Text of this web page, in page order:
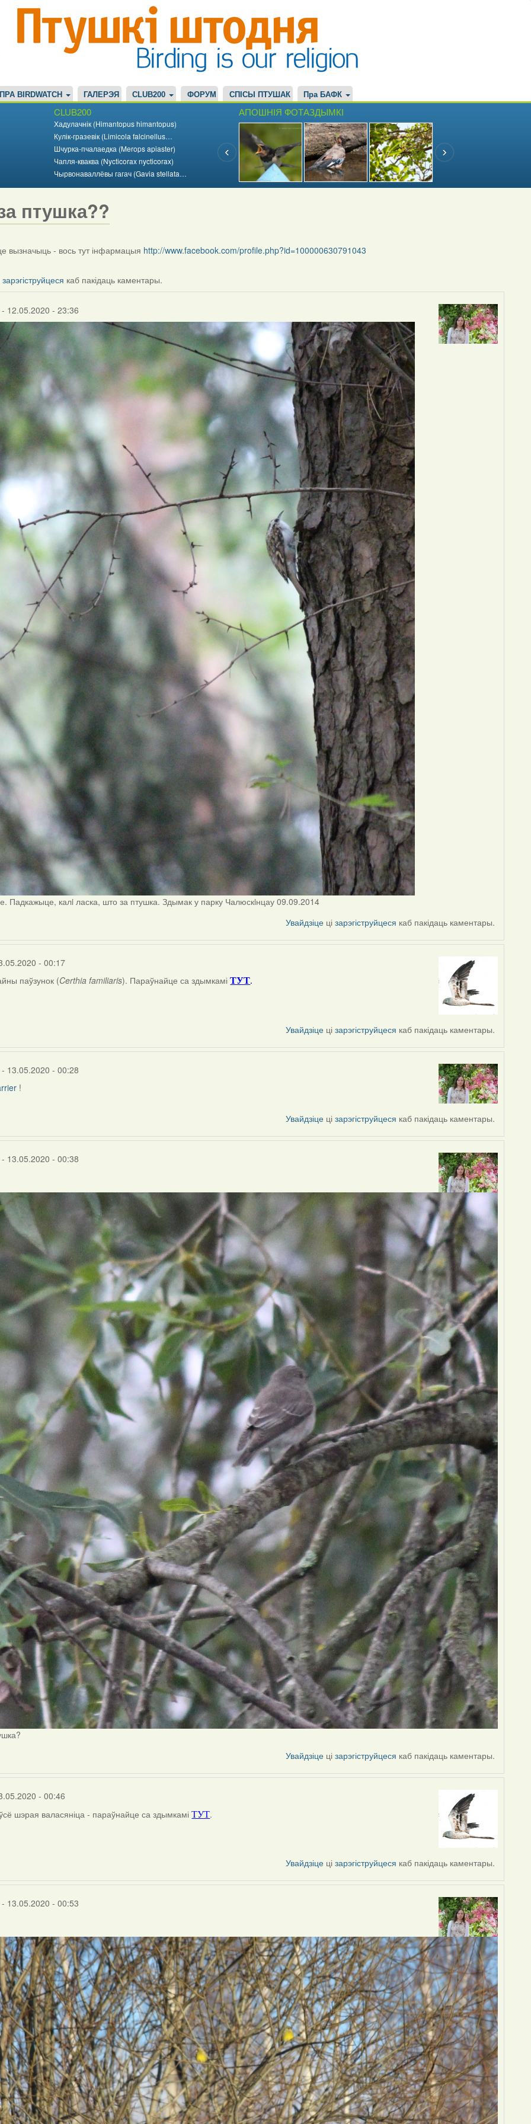
ПРА BIRDWATCH ГАЛЕРЭЯ CLUB200 ФОРУМ СПІСЫ ПТУШАК Пра БАФК
CLUB200
Хадулачнік (Himantopus himantopus)
Кулік-гразевік (Limicola falcinellus…
Шчурка-пчалаедка (Merops apiaster)
Чапля-кваква (Nycticorax nycticorax)
Чырвонаваллёвы гагач (Gavia stellata…
АПОШНІЯ ФОТАЗДЫМКІ
птушка??
вызначыць - вось тут інфармацыя http://www.facebook.com/profile.php?id=100000630791043
зарэгіструйцеся каб пакідаць каментары.
- 12.05.2020 - 23:36
Падкажыце, калi ласка, што за птушка. Здымак у парку Чалюскiнцау 09.09.2014
Увайдзіце цізарэгіструйцеся каб пакідаць каментары.
- 00:17
паўзунок (Certhia familiaris). Параўнайце са здымкаміТУТ.
Увайдзіце цізарэгіструйцеся каб пакідаць каментары.
- 13.05.2020 - 00:28
!
Увайдзіце цізарэгіструйцеся каб пакідаць каментары.
- 13.05.2020 - 00:38
Увайдзіце цізарэгіструйцеся каб пакідаць каментары.
- 00:46
шэрая валасяніца - параўнайце са здымкаміТУТ.
Увайдзіце цізарэгіструйцеся каб пакідаць каментары.
- 13.05.2020 - 00:53